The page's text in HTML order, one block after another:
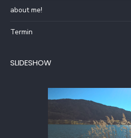
about me!
Termin
SLIDESHOW